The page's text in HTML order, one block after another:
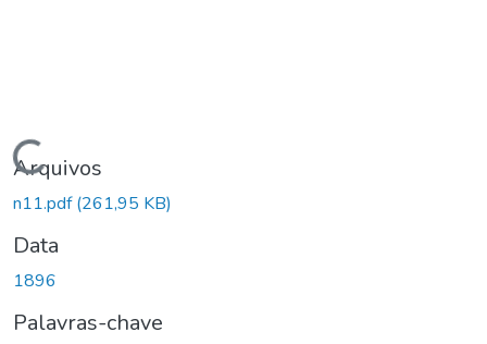
Carregando...
Arquivos
n11.pdf(261,95 KB)
Data
1896
Palavras-chave